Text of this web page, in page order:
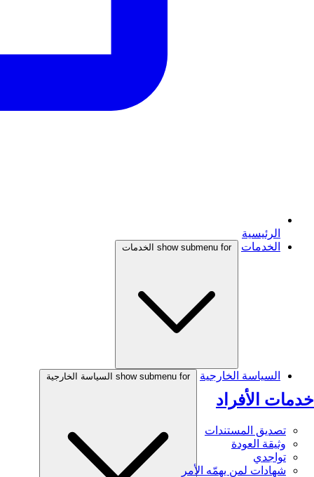
الرئيسية
الخدمات
show submenu for الخدمات
خدمات الأفراد
تصديق المستندات
وثيقة العودة
تواجدي
شهادات لمن يهمّه الأمر
السياسة الخارجية show submenu for السياسة الخارجية